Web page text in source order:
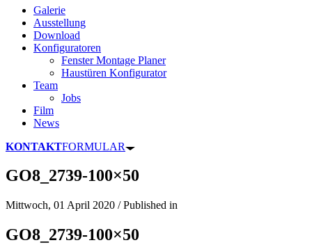
Galerie
Ausstellung
Download
Konfiguratoren
Fenster Montage Planer
Haustüren Konfigurator
Team
Jobs
Film
News
KONTAKTFORMULAR
GO8_2739-100×50
Mittwoch, 01 April 2020 /Published in
GO8_2739-100×50